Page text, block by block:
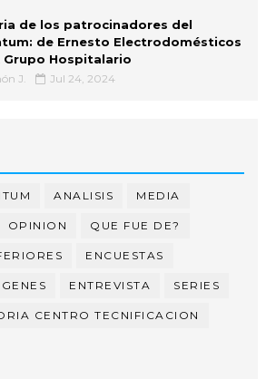
de los patrocinadores del
de Ernesto Electrodomésticos
Grupo Hospitalario
J. Jul 24, 2024
ANALISIS MEDIA
OPINION QUE FUE DE?
ENCUESTAS
ENTREVISTA SERIES
CENTRO TECNIFICACION